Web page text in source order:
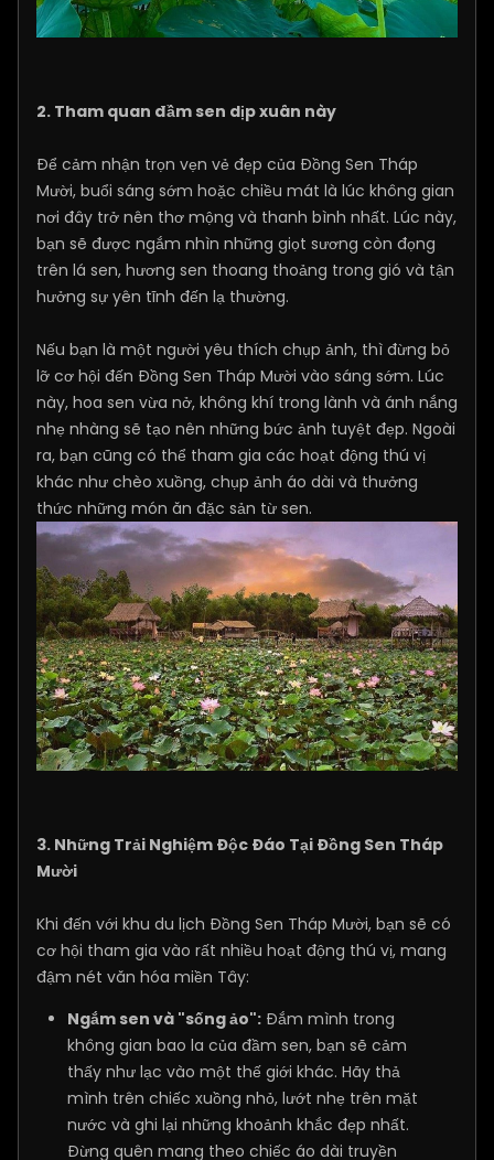
2. Tham quan đầm sen dịp xuân này
Để cảm nhận trọn vẹn vẻ đẹp của Đồng Sen Tháp
Mười, buổi sáng sớm hoặc chiều mát là lúc không gian
nơi đây trở nên thơ mộng và thanh bình nhất. Lúc này,
bạn sẽ được ngắm nhìn những giọt sương còn đọng
trên lá sen, hương sen thoang thoảng trong gió và tận
hưởng sự yên tĩnh đến lạ thường.
Nếu bạn là một người yêu thích chụp ảnh, thì đừng bỏ
lỡ cơ hội đến Đồng Sen Tháp Mười vào sáng sớm. Lúc
này, hoa sen vừa nở, không khí trong lành và ánh nắng
nhẹ nhàng sẽ tạo nên những bức ảnh tuyệt đẹp. Ngoài
ra, bạn cũng có thể tham gia các hoạt động thú vị
khác như chèo xuồng, chụp ảnh áo dài và thưởng
thức những món ăn đặc sản từ sen.
3. Những Trải Nghiệm Độc Đáo Tại Đồng Sen Tháp
Mười
Khi đến với khu du lịch Đồng Sen Tháp Mười, bạn sẽ có
cơ hội tham gia vào rất nhiều hoạt động thú vị, mang
đậm nét văn hóa miền Tây:
Ngắm sen và "sống ảo": Đắm mình trong
không gian bao la của đầm sen, bạn sẽ cảm
thấy như lạc vào một thế giới khác. Hãy thả
mình trên chiếc xuồng nhỏ, lướt nhẹ trên mặt
nước và ghi lại những khoảnh khắc đẹp nhất.
Đừng quên mang theo chiếc áo dài truyền